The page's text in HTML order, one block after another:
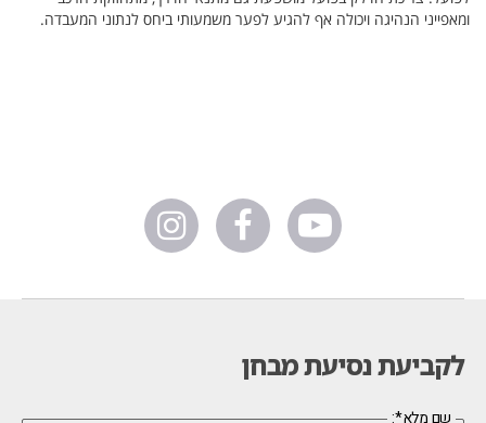
:*שם מלא
לקביעת נסיעת מבחן